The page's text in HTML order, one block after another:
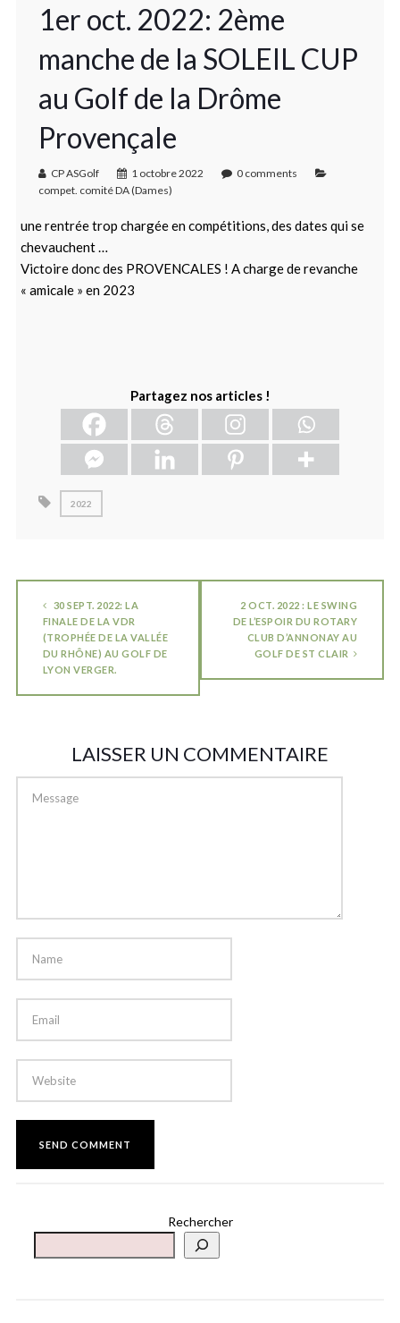
1er oct. 2022: 2ème
manche de la SOLEIL CUP
au Golf de la Drôme
Provençale
CP ASGolf 1 octobre 2022
0 comments
compet. comité DA (Dames)
une rentrée trop chargée en compétitions, des dates qui se
chevauchent …
Victoire donc des PROVENCALES ! A charge de revanche
« amicale » en 2023
Partagez nos articles !
2022
30 SEPT. 2022: LA
FINALE DE LA VDR
(TROPHÉE DE LA VALLÉE
DU RHÔNE) AU GOLF DE
LYON VERGER.
2 OCT. 2022 : LE SWING
DE L’ESPOIR DU ROTARY
CLUB D’ANNONAY AU
GOLF DE ST CLAIR
LAISSER UN COMMENTAIRE
Rechercher